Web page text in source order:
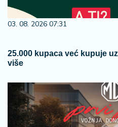
03. 08. 2026 07:31
25.000 kupaca već kupuje
više